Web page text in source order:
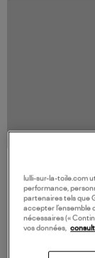
480,00 €
Sac Bobi S Cuir
Champagne
lulli-sur-la-toile.com
performance,
partenaires tels que
accepter l’ensemble
nécessaires («
vos données,